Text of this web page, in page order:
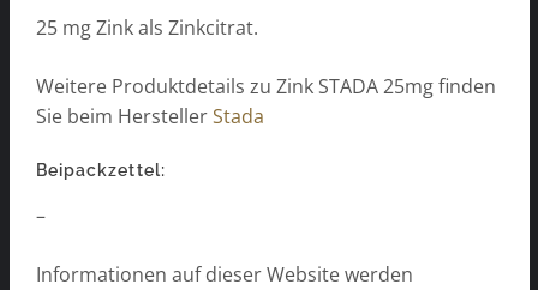
25 mg Zink als Zinkcitrat.
Weitere Produktdetails zu Zink STADA 25mg finden
Sie beim HerstellerStada
Beipackzettel:
–
Informationen auf dieser Website werden